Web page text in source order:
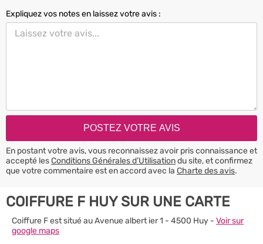
Expliquez vos notes en laissez votre avis :
En postant votre avis, vous reconnaissez avoir pris connaissance et
accepté lesConditions Générales d’Utilisationdu site, et confirmez
que votre commentaire est en accord avec la Charte des avis.
COIFFURE F HUY SUR UNE CARTE
Coiffure F est situé au Avenue albert ier 1 - 4500 Huy - Voir sur
google maps